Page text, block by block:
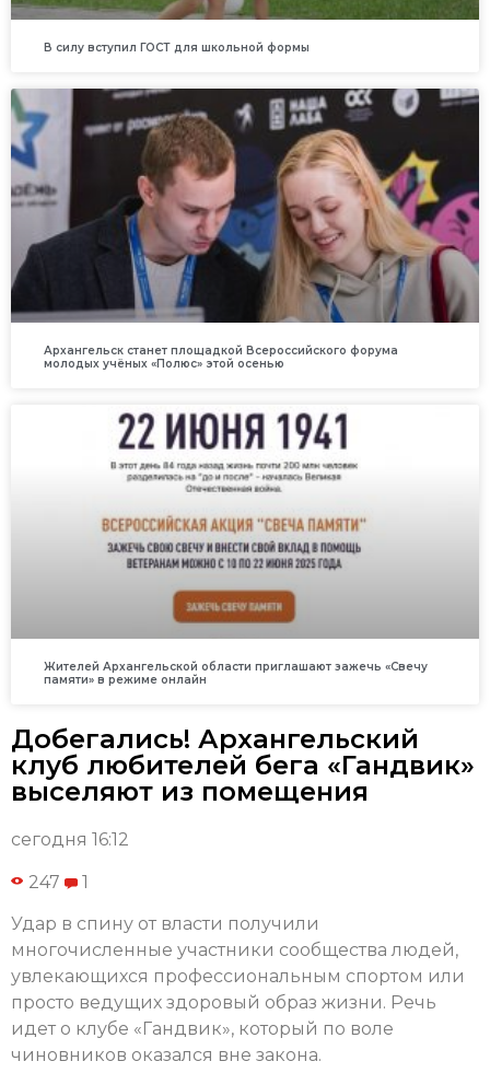
В силу вступил ГОСТ для школьной формы
Архангельск станет площадкой Всероссийского форума
молодых учёных «Полюс» этой осенью
Жителей Архангельской области приглашают зажечь «Свечу
памяти» в режиме онлайн
Добегались! Архангельский
клуб любителей бега «Гандвик»
выселяют из помещения
сегодня 16:12
247 1
Удар в спину от власти получили
многочисленные участники сообщества людей,
увлекающихся профессиональным спортом или
просто ведущих здоровый образ жизни. Речь
идет о клубе «Гандвик», который по воле
чиновников оказался вне закона.